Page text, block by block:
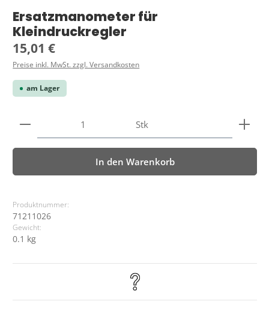
Ersatzmanometer für
Kleindruckregler
Regulärer Preis:
15,01 €
Preise inkl. MwSt. zzgl. Versandkosten
am Lager
Produkt Anzahl: Gib den gewünschten Wert ein
Stk
In den Warenkorb
Produktnummer:
71211026
Gewicht:
0.1 kg